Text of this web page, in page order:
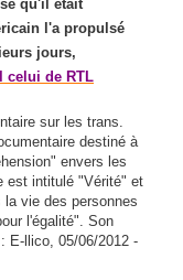
qu'il était
l'a propulsé
jours,
celui de RTL
sur les trans.
destiné à
envers les
est intitulé "Vérité" et
vie des personnes
l'égalité". Son
E-llico, 05/06/2012 -